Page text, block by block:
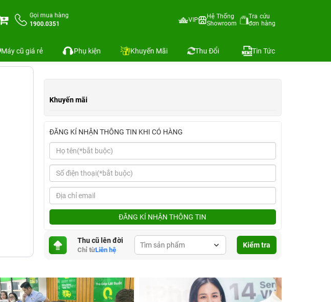
Gọi mua hàng
1900.0351
VIP
Hệ Thống
Showroom
Tra cứu
đơn hàng
Máy cũ giá rẻ Phụ kiện Khuyến Mãi Thu Đổi Tin Tức
Khuyến mãi
ĐĂNG KÍ NHẬN THÔNG TIN KHI CÓ HÀNG
ĐĂNG KÍ NHẬN THÔNG TIN
Thu cũ lên đời
Chỉ từLiên hệ
Kiểm tra